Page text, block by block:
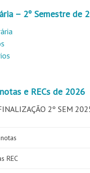
– 2º Semestre de
e RECs de 2026
2º SEM
REC